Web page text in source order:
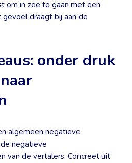
om in zee te gaan met een
draagt bij aan de
onder druk
algemeen negatieve
negatieve
van de vertalers. Concreet uit